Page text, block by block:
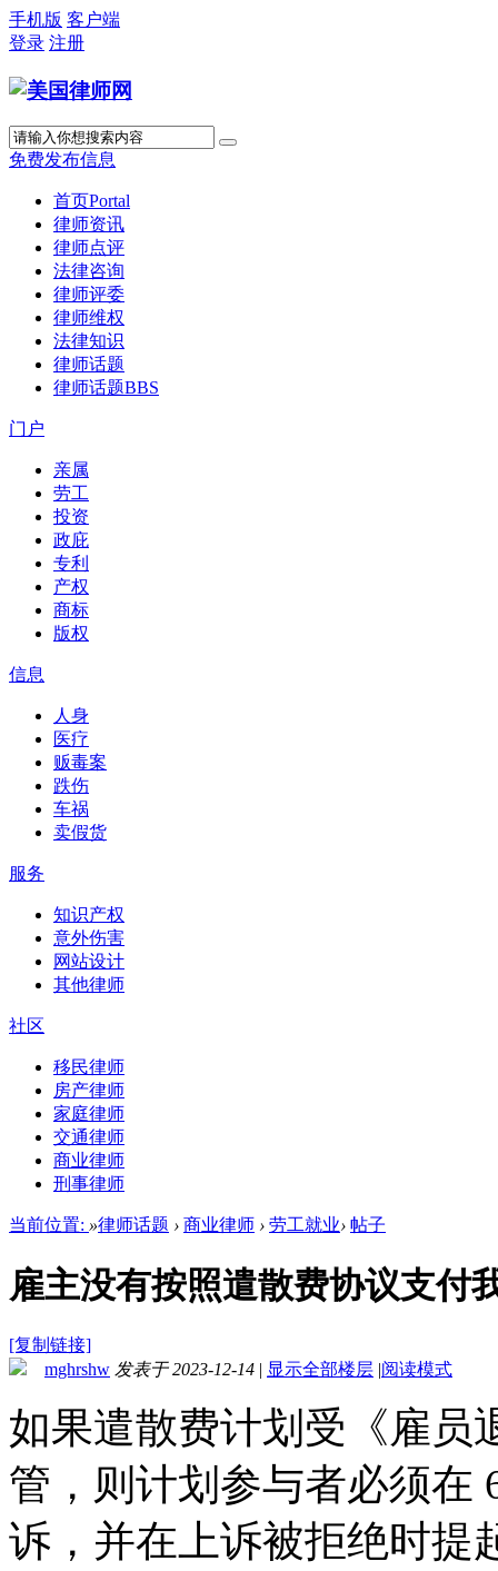
手机版 客户端
登录 注册
免费发布信息
首页Portal
律师资讯
律师点评
法律咨询
律师评委
律师维权
法律知识
律师话题
律师话题BBS
门户
亲属
劳工
投资
政庇
专利
产权
商标
版权
信息
人身
医疗
贩毒案
跌伤
车祸
卖假货
服务
知识产权
意外伤害
网站设计
其他律师
社区
移民律师
房产律师
家庭律师
交通律师
商业律师
刑事律师
当前位置: »律师话题 › 商业律师 › 劳工就业› 帖子
雇主没有按照遣散费协议支付
[复制链接]
mghrshw 发表于 2023-12-14 | 显示全部楼层 |阅读模式
如果遣散费计划受《雇员
管，则计划参与者必须在
诉，并在上诉被拒绝时提